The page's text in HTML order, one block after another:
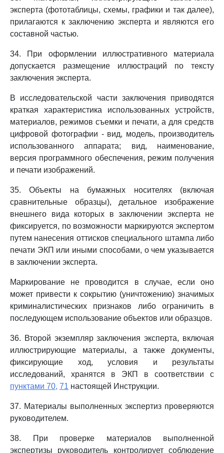
эксперта (фототаблицы, схемы, графики и так далее),
прилагаются к заключению эксперта и являются его
составной частью.
34. При оформлении иллюстративного материала
допускается размещение иллюстраций по тексту
заключения эксперта.
В исследовательской части заключения приводятся
краткая характеристика использованных устройств,
материалов, режимов съемки и печати, а для средств
цифровой фотографии - вид, модель, производитель
использованного аппарата; вид, наименование,
версия программного обеспечения, режим получения
и печати изображений.
35. Объекты на бумажных носителях (включая
сравнительные образцы), детальное изображение
внешнего вида которых в заключении эксперта не
фиксируется, по возможности маркируются экспертом
путем нанесения оттисков специального штампа либо
печати ЭКП или иными способами, о чем указывается
в заключении эксперта.
Маркирование не проводится в случае, если оно
может привести к сокрытию (уничтожению) значимых
криминалистических признаков либо ограничить в
последующем использование объектов или образцов.
36. Второй экземпляр заключения эксперта, включая
иллюстрирующие материалы, а также документы,
фиксирующие ход, условия и результаты
исследований, хранятся в ЭКП в соответствии с
пунктами 70, 71 настоящей Инструкции.
37. Материалы выполненных экспертиз проверяются
руководителем.
38. При проверке материалов выполненной
экспертизы руководитель контролирует соблюдение